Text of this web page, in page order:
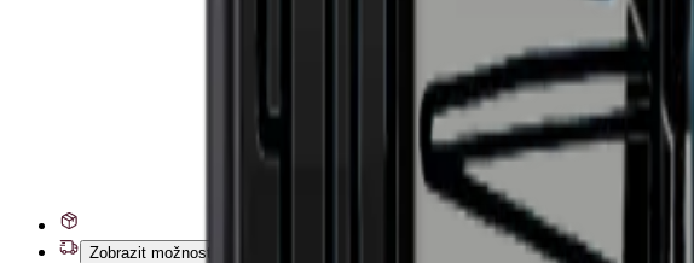
Zobrazit možnosti doručení